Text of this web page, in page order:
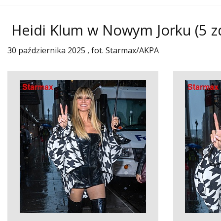
Heidi Klum w Nowym Jorku (5
30 października 2025 , fot. Starmax/AKPA